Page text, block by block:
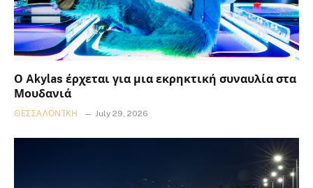
Ο Akylas έρχεται για μια εκρηκτική συναυλία στα
Μουδανιά
ΘΕΣΣΑΛΟΝΊΚΗ July 29, 2026